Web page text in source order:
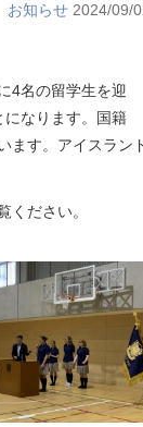
お知らせ 2024/09/
4名の留学生を迎
になります。国籍
ます。アイスラン
ださい。